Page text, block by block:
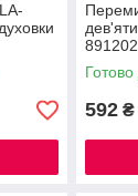
для
Іспанія
Готово
592 ₴